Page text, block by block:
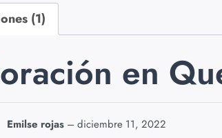
(1)
en
Emilse rojas – diciembre 11, 2022